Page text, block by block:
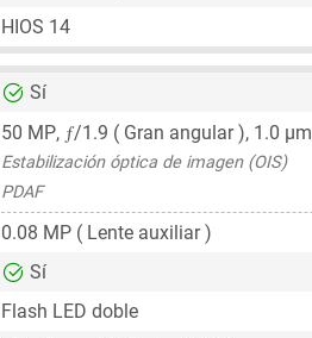
HIOS 14
Sí
50 MP, ƒ/1.9 ( Gran angular ), 1.0 μm
Estabilización óptica de imagen (OIS)
PDAF
0.08 MP ( Lente auxiliar )
Sí
Flash LED doble